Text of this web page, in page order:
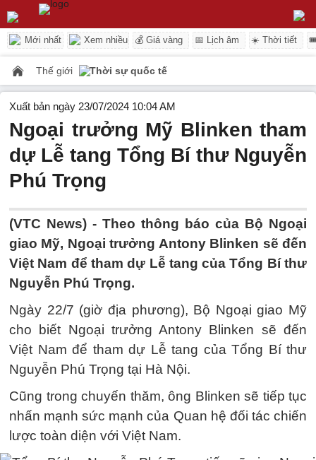
Mới nhất Xem nhiều 💰 Giá vàng 📅 Lịch âm ☀️ Thời tiết
Thế giới Thời sự quốc tế
Xuất bản ngày 23/07/2024 10:04 AM
Ngoại trưởng Mỹ Blinken tham
dự Lễ tang Tổng Bí thư Nguyễn
Phú Trọng
(VTC News) - Theo thông báo của Bộ Ngoại
giao Mỹ, Ngoại trưởng Antony Blinken sẽ đến
Việt Nam để tham dự Lễ tang của Tổng Bí thư
Nguyễn Phú Trọng.
Ngày 22/7 (giờ địa phương), Bộ Ngoại giao Mỹ
cho biết Ngoại trưởng Antony Blinken sẽ đến
Việt Nam để tham dự Lễ tang của Tổng Bí thư
Nguyễn Phú Trọng tại Hà Nội.
Cũng trong chuyến thăm, ông Blinken sẽ tiếp tục
nhấn mạnh sức mạnh của Quan hệ đối tác chiến
lược toàn diện với Việt Nam.